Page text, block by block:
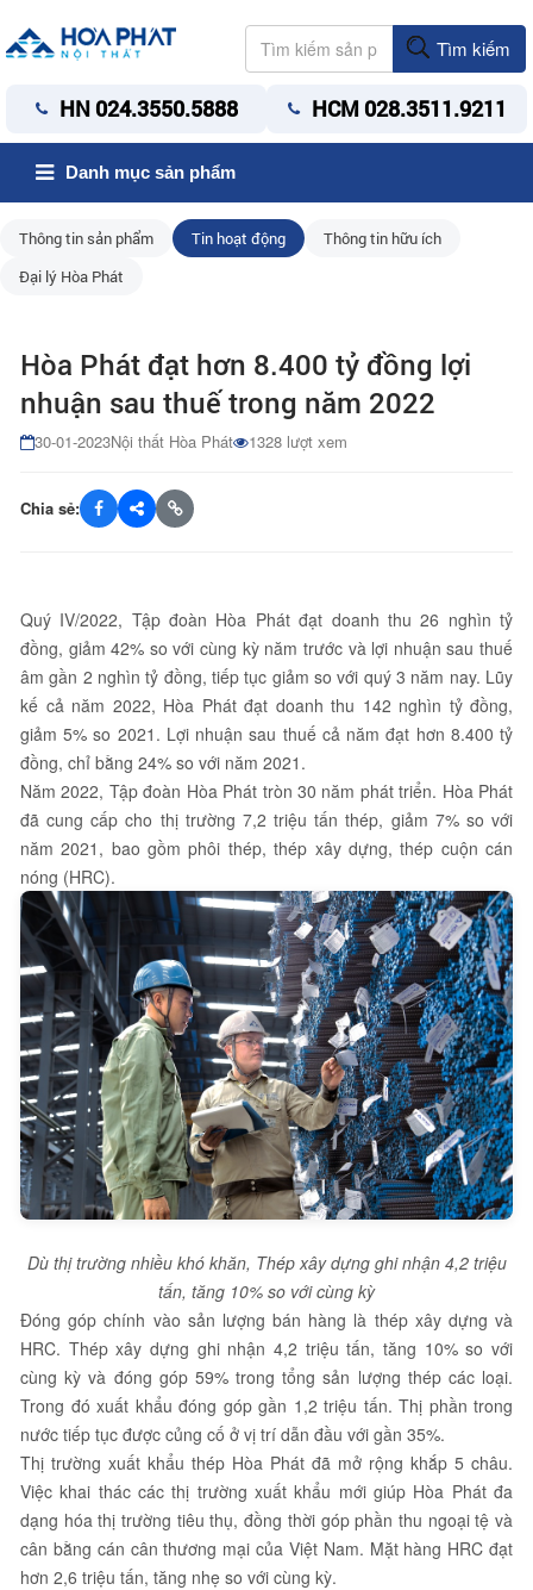
Tìm kiếm
HN 024.3550.5888 HCM 028.3511.9211
Danh mục sản phẩm
Thông tin sản phẩm Tin hoạt động
Thông tin hữu ích
Đại lý Hòa Phát
Hòa Phát đạt hơn 8.400 tỷ đồng lợi
nhuận sau thuế trong năm 2022
30-01-2023Nội thất Hòa Phát 1328 lượt xem
Chia sẻ:
Quý IV/2022, Tập đoàn Hòa Phát đạt doanh thu 26 nghìn tỷ
đồng, giảm 42% so với cùng kỳ năm trước và lợi nhuận sau thuế
âm gần 2 nghìn tỷ đồng, tiếp tục giảm so với quý 3 năm nay. Lũy
kế cả năm 2022, Hòa Phát đạt doanh thu 142 nghìn tỷ đồng,
giảm 5% so 2021. Lợi nhuận sau thuế cả năm đạt hơn 8.400 tỷ
đồng, chỉ bằng 24% so với năm 2021.
Năm 2022, Tập đoàn Hòa Phát tròn 30 năm phát triển. Hòa Phát
đã cung cấp cho thị trường 7,2 triệu tấn thép, giảm 7% so với
năm 2021, bao gồm phôi thép, thép xây dựng, thép cuộn cán
nóng (HRC).
Dù thị trường nhiều khó khăn, Thép xây dựng ghi nhận 4,2 triệu
tấn, tăng 10% so với cùng kỳ
Đóng góp chính vào sản lượng bán hàng là thép xây dựng và
HRC. Thép xây dựng ghi nhận 4,2 triệu tấn, tăng 10% so với
cùng kỳ và đóng góp 59% trong tổng sản lượng thép các loại.
Trong đó xuất khẩu đóng góp gần 1,2 triệu tấn. Thị phần trong
nước tiếp tục được củng cố ở vị trí dẫn đầu với gần 35%.
Thị trường xuất khẩu thép Hòa Phát đã mở rộng khắp 5 châu.
Việc khai thác các thị trường xuất khẩu mới giúp Hòa Phát đa
dạng hóa thị trường tiêu thụ, đồng thời góp phần thu ngoại tệ và
cân bằng cán cân thương mại của Việt Nam. Mặt hàng HRC đạt
hơn 2,6 triệu tấn, tăng nhẹ so với cùng kỳ.